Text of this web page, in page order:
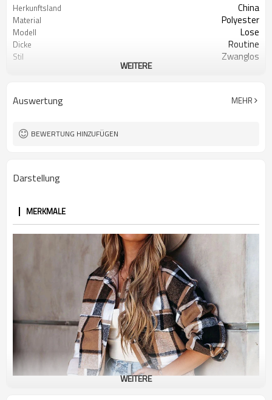
Herkunftsland China
Material Polyester
Modell Lose
Dicke Routine
Stil Zwanglos
WEITERE
Auswertung MEHR
BEWERTUNG HINZUFÜGEN
Darstellung
MERKMALE
WEITERE